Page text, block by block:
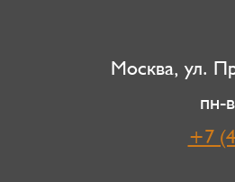
Москва, ул.
пн-
+7